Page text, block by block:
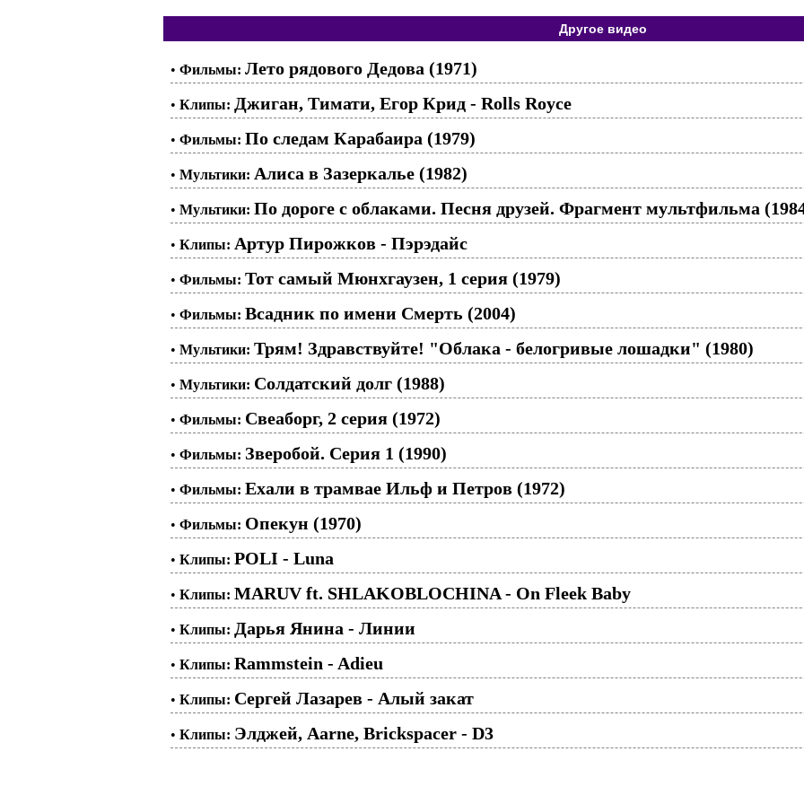
Другое видео
• Фильмы: Лето рядового Дедова (1971)
• Клипы: Джиган, Тимати, Егор Крид - Rolls Royce
• Фильмы: По следам Карабаира (1979)
• Мультики: Алиса в Зазеркалье (1982)
• Мультики: По дороге с облаками. Песня друзей. Фрагмент мультфильма
• Клипы: Артур Пирожков - Пэрэдайс
• Фильмы: Тот самый Мюнхгаузен, 1 серия (1979)
• Фильмы: Всадник по имени Смерть (2004)
• Мультики: Трям! Здравствуйте! "Облака - белогривые лошадки" (1980)
• Мультики: Солдатский долг (1988)
• Фильмы: Свеаборг, 2 серия (1972)
• Фильмы: Зверобой. Серия 1 (1990)
• Фильмы: Ехали в трамвае Ильф и Петров (1972)
• Фильмы: Опекун (1970)
• Клипы: POLI - Luna
• Клипы: MARUV ft. SHLAKOBLOCHINA - On Fleek Baby
• Клипы: Дарья Янина - Линии
• Клипы: Rammstein - Adieu
• Клипы: Сергей Лазарев - Алый закат
• Клипы: Элджей, Aarne, Brickspacer - D3